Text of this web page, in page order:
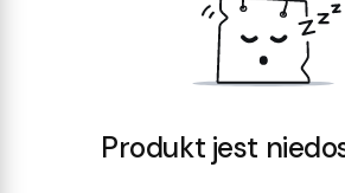
Produkt jest